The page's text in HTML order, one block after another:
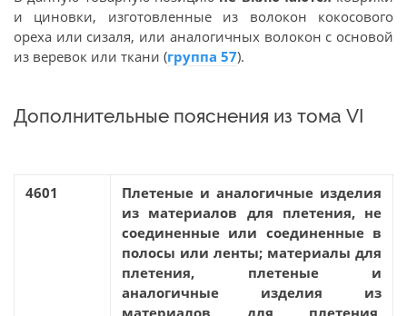
и циновки, изготовленные из волокон кокосового
ореха или сизаля, или аналогичных волокон с основой
из веревок или ткани (группа 57).
Дополнительные пояснения из тома VI
4601
Плетеные и аналогичные изделия
из материалов для плетения, не
соединенные или соединенные в
полосы или ленты; материалы для
плетения, плетеные и
аналогичные изделия из
материалов для плетения,